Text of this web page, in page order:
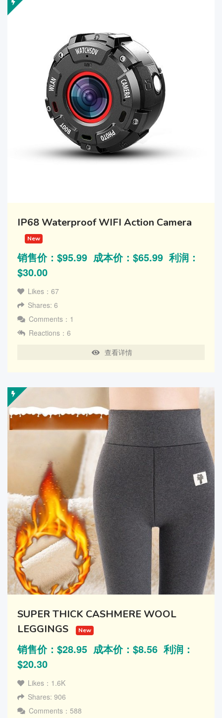
IP68 Waterproof WIFI Action Camera
New
销售价：$95.99 成本价：$65.99 利润：
$30.00
Likes：67
Shares: 6
Comments：1
Reactions：6
查看详情
SUPER THICK CASHMERE WOOL
LEGGINGS
New
销售价：$28.95 成本价：$8.56 利润：
$20.30
Likes：1.6K
Shares: 906
Comments：588